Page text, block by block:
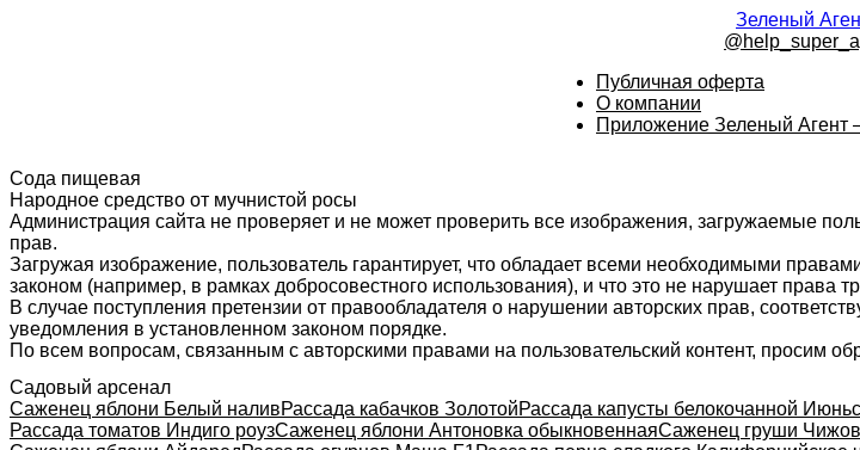
Зеленый
Публичная оферта
О компании
Приложение Зеленый Агент
Сода пищевая
Народное средство от мучнистой росы
Администрация сайта не проверяет и не может проверить все изображения, загружаемые
прав.
Загружая изображение, пользователь гарантирует, что обладает всеми необходимыми
законом (например, в рамках добросовестного использования), и что это не нарушает права
В случае поступления претензии от правообладателя о нарушении авторских прав,
уведомления в установленном законом порядке.
По всем вопросам, связанным с авторскими правами на пользовательский контент, просим
Садовый арсенал
Саженец яблони Белый наливРассада кабачков ЗолотойРассада капусты белокочанной
Рассада томатов Индиго роузСаженец яблони Антоновка обыкновеннаяСаженец груши